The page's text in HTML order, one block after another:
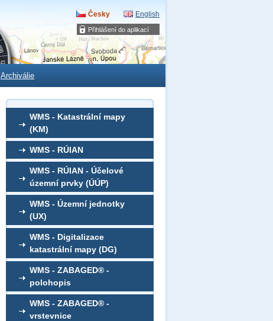
Přihlášení do aplikací
Česky English
Archiválie
WMS - Katastrální mapy
(KM)
WMS - RÚIAN
WMS - RÚIAN - Účelové
územní prvky (ÚÚP)
WMS - Územní jednotky
(UX)
WMS - Digitalizace
katastrální mapy (DG)
WMS - ZABAGED® -
polohopis
WMS - ZABAGED® -
vrstevnice